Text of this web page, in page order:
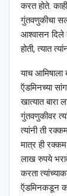
करत होते.
गुंतवणुकीचा
आश्‍वासन
होती, त्यात
याच
ऍडमिनच्या
खात्यात बारा
गुंतवणुकीवर
त्यांनी ती
मात्र ही
लाख रुपये
करता
ऍडमिनकडून